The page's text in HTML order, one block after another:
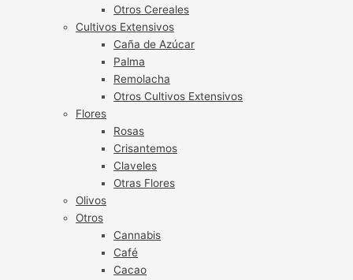
Otros Cereales
Cultivos Extensivos
Caña de Azúcar
Palma
Remolacha
Otros Cultivos Extensivos
Flores
Rosas
Crisantemos
Claveles
Otras Flores
Olivos
Otros
Cannabis
Café
Cacao